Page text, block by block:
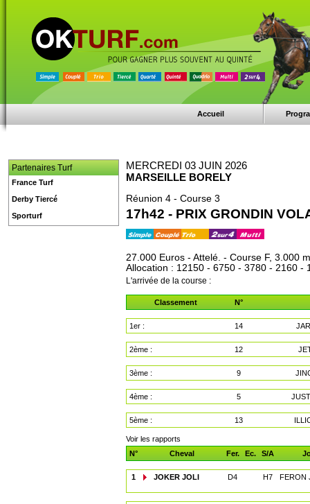
Accueil
MERCREDI 03 JUIN 2026
MARSEILLE BORELY
Réunion 4 - Course 3
17h42 - PRIX GRONDIN
27.000 Euros - Attelé. - Course F, 3.000
Allocation : 12150 - 6750 - 3780 - 2160 -
L'arrivée de la course :
Classement N°
1er : 14
2ème : 12
3ème : 9
4ème : 5
5ème : 13
Voir les rapports
N°
Cheval Fer. Ec. S/A
1 JOKER JOLI D4 H7 FERON
Partenaires Turf
France Turf
Derby Tiercé
Sporturf